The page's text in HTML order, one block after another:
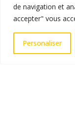
de navigation et
accepter" vous
Personaliser